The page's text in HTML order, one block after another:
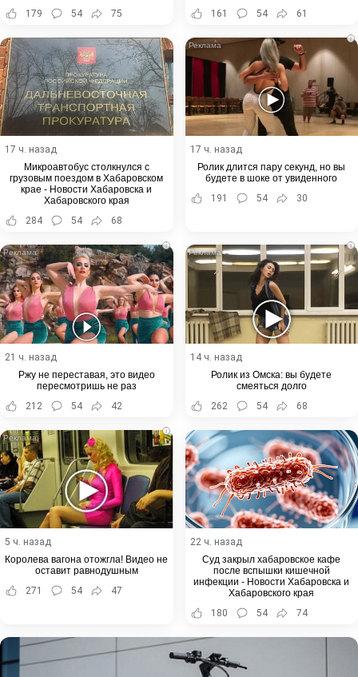
179
54 75
161
54 61
17 ч. назад
Микроавтобус столкнулся с
грузовым поездом в Хабаровском
крае - Новости Хабаровска и
Хабаровского края
284
54 68
i
17 ч. назад
Ролик длится пару секунд, но вы
будете в шоке от увиденного
191
54 30
i
21 ч. назад
Ржу не переставая, это видео
пересмотришь не раз
212
54 42
i
14 ч. назад
Ролик из Омска: вы будете
смеяться долго
262
54 68
i
5 ч. назад
Королева вагона отожгла! Видео не
оставит равнодушным
271
54 47
22 ч. назад
Суд закрыл хабаровское кафе
после вспышки кишечной
инфекции - Новости Хабаровска и
Хабаровского края
180
54 74